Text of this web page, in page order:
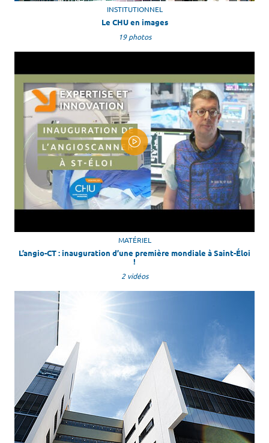
INSTITUTIONNEL
Le CHU en images
19 photos
MATÉRIEL
L’angio-CT : inauguration d’une première mondiale à Saint-Éloi
!
2 vidéos